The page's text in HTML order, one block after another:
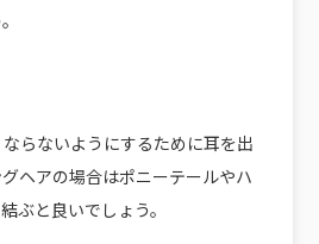
らないようにするために耳を出
ヘアの場合はポニーテールやハ
ぶと良いでしょう。